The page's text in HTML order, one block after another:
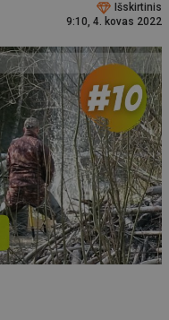
Išskirtinis
9:10, 4. kovas 2022